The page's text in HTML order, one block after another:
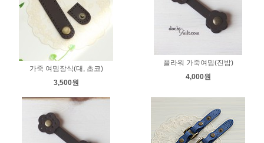
가죽 여밈장식(대, 초코)
3,500원
플라워 가죽여밈(진밤)
4,000원